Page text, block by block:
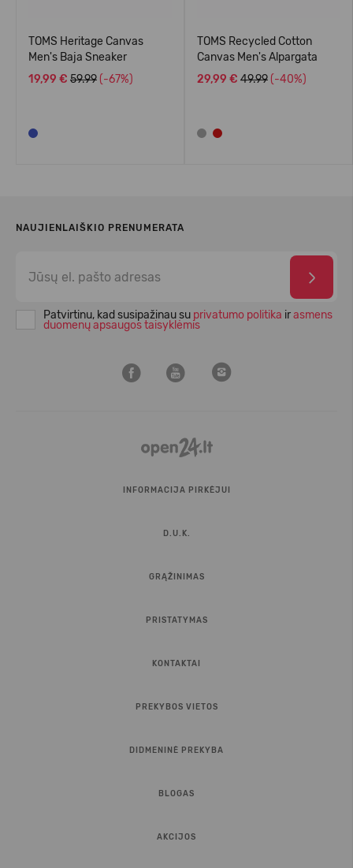
TOMS Heritage Canvas
Men's Baja Sneaker
19,99 € 59.99 (-67%)
TOMS Recycled Cotton
Canvas Men's Alpargata
29,99 € 49.99 (-40%)
NAUJIENLAIŠKIO PRENUMERATA
Patvirtinu, kad susipažinau su privatumo politika irasmens
duomenų apsaugos taisyklėmis
INFORMACIJA PIRKĖJUI
D.U.K.
GRĄŽINIMAS
PRISTATYMAS
KONTAKTAI
PREKYBOS VIETOS
DIDMENINĖ PREKYBA
BLOGAS
AKCIJOS